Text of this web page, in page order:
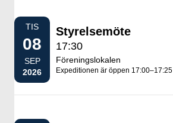
TIS
08
SEP
2026
Styrelsemöte
17:30
Föreningslokalen
Expeditionen är öppen 17:00–17:25